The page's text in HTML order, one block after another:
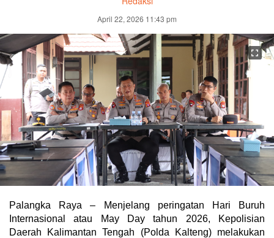
April 22, 2026 11:43 pm
Palangka Raya – Menjelang peringatan Hari Buruh
Internasional atau May Day tahun 2026, Kepolisian
Daerah Kalimantan Tengah (Polda Kalteng) melakukan